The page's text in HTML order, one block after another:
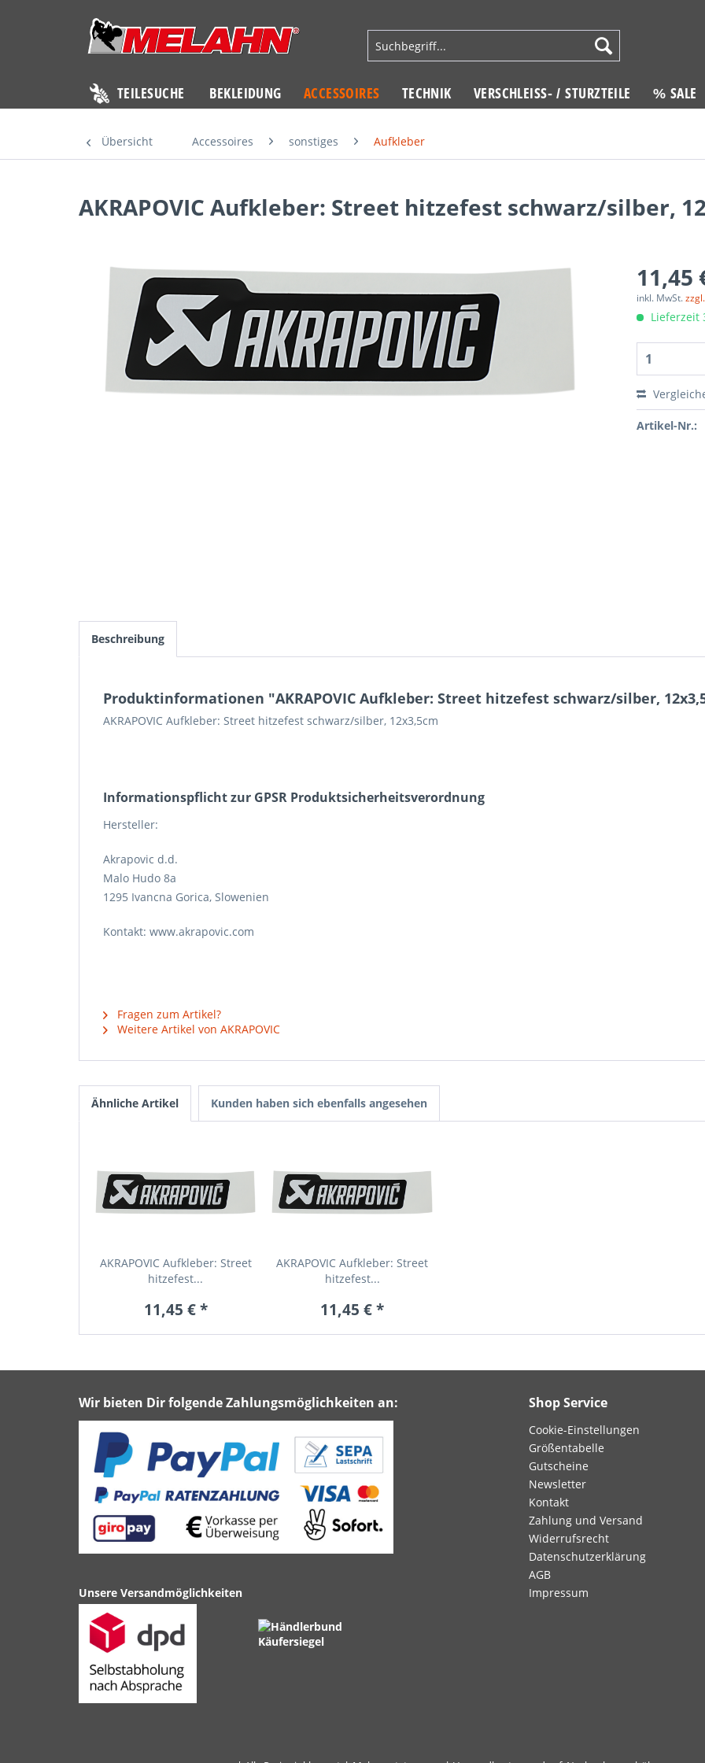
TEILESUCHE BEKLEIDUNG ACCESSOIRES TECHNIK VERSCHLEISS- / STURZTEILE % SALE
Übersicht Accessoires sonstiges Aufkleber
AKRAPOVIC Aufkleber: Street hitzefest schwarz/silber,
11,45
inkl. MwSt.
Lieferzeit
Artikel-Nr.:
Beschreibung
Produktinformationen "AKRAPOVIC Aufkleber: Street hitzefest schwarz/silber,
AKRAPOVIC Aufkleber: Street hitzefest schwarz/silber, 12x3,5cm
Informations­pflicht zur GPSR Produktsicherheits­verordnung
Hersteller:
Akrapovic d.d.
Malo Hudo 8a
1295 Ivancna Gorica, Slowenien
Kontakt: www.akrapovic.com
Fragen zum Artikel?
Weitere Artikel von AKRAPOVIC
Ähnliche Artikel Kunden haben sich ebenfalls angesehen
AKRAPOVIC Aufkleber: Street
hitzefest...
11,45 € *
AKRAPOVIC Aufkleber: Street
hitzefest...
11,45 € *
Wir bieten Dir folgende Zahlungsmöglichkeiten an:
Unsere Versandmöglichkeiten
Shop Service
Cookie-Einstellungen
Größentabelle
Gutscheine
Newsletter
Kontakt
Zahlung und Versand
Widerrufsrecht
Datenschutzerklärung
AGB
Impressum